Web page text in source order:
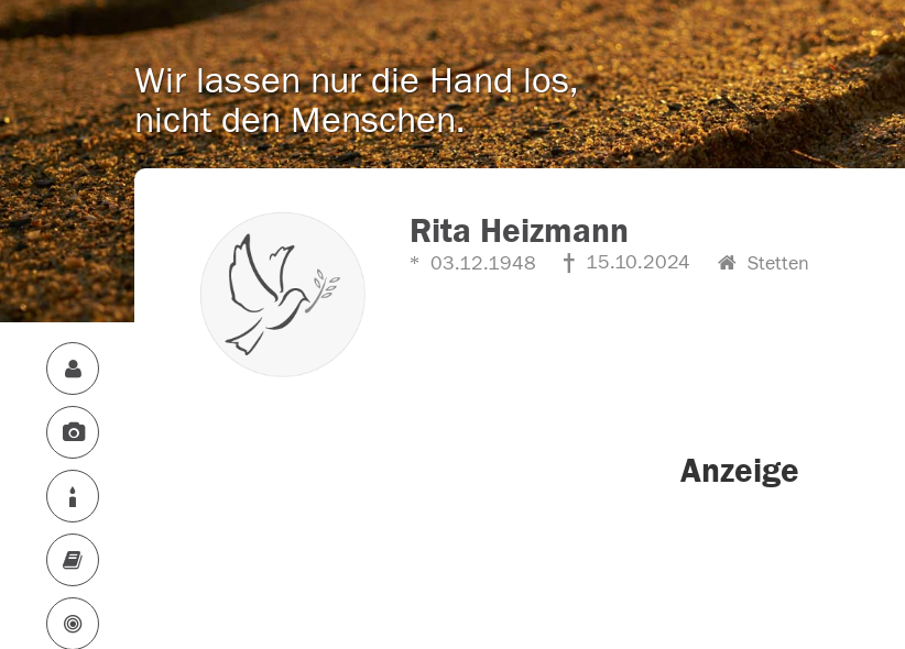
Wir lassen nur die Hand los,
nicht den Menschen.
Rita Heizmann
03.12.1948 15.10.2024 Stetten
Anzeige